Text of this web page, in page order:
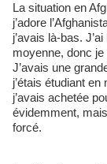
La situation en
j’adore
j’avais là-bas.
moyenne, donc
J’avais une
j’étais étudiant
j’avais achetée
évidemment,
forcé.